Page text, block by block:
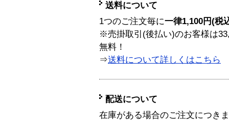
送料について
1つのご注文毎に一律1,100円(税
※売掛取引(後払い)のお客様は
無料！
⇒送料について詳しくはこちら
配送について
在庫がある場合のご注文につき